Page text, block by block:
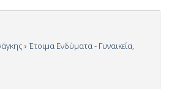
› Έτοιμα Ενδύματα - Γυναικεία,